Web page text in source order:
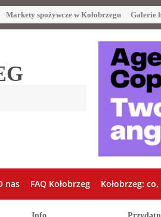
Markety spożywcze w Kołobrzegu Galerie
nas FAQ Kołobrzeg Kołobrzeg: